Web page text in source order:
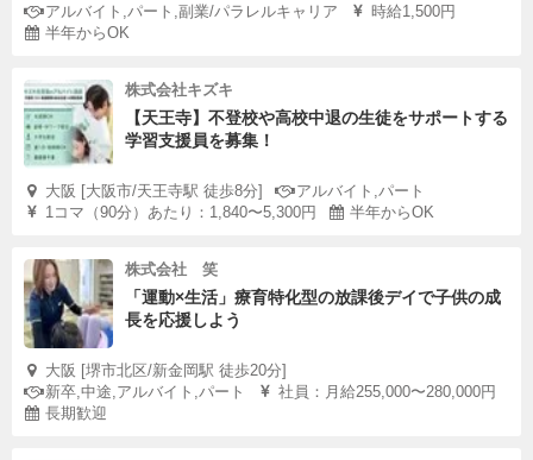
アルバイト,パート,副業/パラレルキャリア
時給1,500円
半年からOK
株式会社キズキ
【天王寺】不登校や高校中退の生徒をサポートする
学習支援員を募集！
大阪 [大阪市/天王寺駅 徒歩8分]
アルバイト,パート
1コマ（90分）あたり：1,840〜5,300円
半年からOK
株式会社 笑
「運動×生活」療育特化型の放課後デイで子供の成
長を応援しよう
大阪 [堺市北区/新金岡駅 徒歩20分]
新卒,中途,アルバイト,パート
社員：月給255,000〜280,000円
長期歓迎